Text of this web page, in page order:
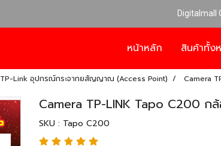
Digitalmall
หน้าหลัก สินค้าทั้
TP-Link อุปกรณ์กระจากยสัญญาณ (Access Point) Camera
Camera TP-LINK Tapo C200 ก
SKU : Tapo C200